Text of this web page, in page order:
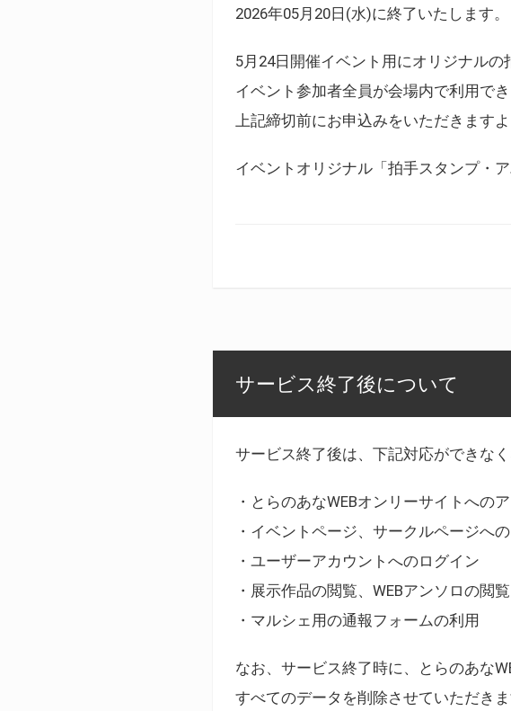
2026年05月20日(水)に終了いたします。
5月24日開催イベント用にオリジナル
イベント参加者全員が会場内で利用で
上記締切前にお申込みをいただきます
イベントオリジナル「拍手スタンプ・
サービス終了後について
サービス終了後は、下記対応ができなく
・とらのあなWEBオンリーサイトへの
・イベントページ、サークルページへ
・ユーザーアカウントへのログイン
・展示作品の閲覧、WEBアンソロの閲覧
・マルシェ用の通報フォームの利用
なお、サービス終了時に、とらのあな
すべてのデータを削除させていただきま